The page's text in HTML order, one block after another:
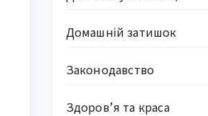
Домашній затишок
Законодавство
Здоров’я та краса